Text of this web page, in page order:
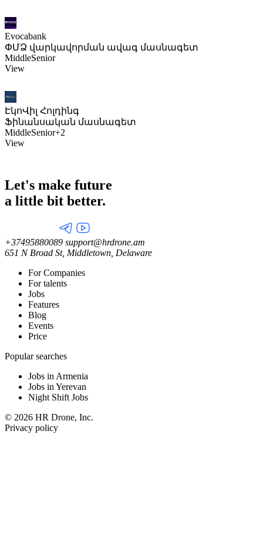
Evocabank
ՓՄՁ վարկավորման ավագ մասնագետ
MiddleSenior
View
ԷկոՎիլ Հոլդինգ
Ֆինանսական մասնագետ
MiddleSenior+2
View
Let's make future
a little bit better.
+37495880089 support@hrdrone.am
651 N Broad St, Middletown, Delaware
For Companies
For talents
Jobs
Features
Blog
Events
Price
Popular searches
Jobs in Armenia
Jobs in Yerevan
Night Shift Jobs
© 2026 HR Drone, Inc.
Privacy policy